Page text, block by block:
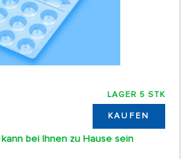
LAGER 5 STK
KAUFEN
kann bei Ihnen zu Hause sein